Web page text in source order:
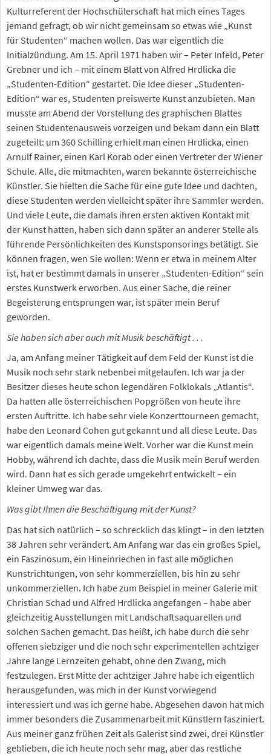
Kulturreferent der Hochschülerschaft hat mich eines Tages
jemand gefragt, ob wir nicht gemeinsam so etwas wie „Kunst
für Studenten“ machen wollen. Das war eigentlich die
Initialzündung. Am 15. April 1971 haben wir – Peter Infeld, Peter
Grebner und ich – mit einem Blatt von Alfred Hrdlicka die
„Studenten-Edition“ gestartet. Die Idee dieser „Studenten-
Edition“ war es, Studenten preiswerte Kunst anzubieten. Man
musste am Abend der Vorstellung des graphischen Blattes
seinen Studentenausweis vorzeigen und bekam dann ein Blatt
zugeteilt: um 360 Schilling erhielt man einen Hrdlicka, einen
Arnulf Rainer, einen Karl Korab oder einen Vertreter der Wiener
Schule. Alle, die mitmachten, waren bekannte österreichische
Künstler. Sie hielten die Sache für eine gute Idee und dachten,
diese Studenten werden vielleicht später ihre Sammler werden.
Und viele Leute, die damals ihren ersten aktiven Kontakt mit
der Kunst hatten, haben sich dann später an anderer Stelle als
führende Persönlichkeiten des Kunstsponsorings betätigt. Sie
können fragen, wen Sie wollen: Wenn er etwa in meinem Alter
ist, hat er bestimmt damals in unserer „Studenten-Edition“ sein
erstes Kunstwerk erworben. Aus einer Sache, die reiner
Begeisterung entsprungen war, ist später mein Beruf
geworden.
Sie haben sich aber auch mit Musik beschäftigt . . .
Ja, am Anfang meiner Tätigkeit auf dem Feld der Kunst ist die
Musik noch sehr stark nebenbei mitgelaufen. Ich war ja der
Besitzer dieses heute schon legendären Folklokals „Atlantis“.
Da hatten alle österreichischen Popgrößen von heute ihre
ersten Auftritte. Ich habe sehr viele Konzerttourneen gemacht,
habe den Leonard Cohen gut gekannt und all diese Leute. Das
war eigentlich damals meine Welt. Vorher war die Kunst mein
Hobby, während ich dachte, dass die Musik mein Beruf werden
wird. Dann hat es sich gerade umgekehrt entwickelt – ein
kleiner Umweg war das.
Was gibt Ihnen die Beschäftigung mit der Kunst?
Das hat sich natürlich – so schrecklich das klingt – in den letzten
38 Jahren sehr verändert. Am Anfang war das ein großes Spiel,
ein Faszinosum, ein Hineinriechen in fast alle möglichen
Kunstrichtungen, von sehr kommerziellen, bis hin zu sehr
unkommerziellen. Ich habe zum Beispiel in meiner Galerie mit
Christian Schad und Alfred Hrdlicka angefangen – habe aber
gleichzeitig Ausstellungen mit Landschaftsaquarellen und
solchen Sachen gemacht. Das heißt, ich habe durch die sehr
offenen siebziger und die noch sehr experimentellen achtziger
Jahre lange Lernzeiten gehabt, ohne den Zwang, mich
festzulegen. Erst Mitte der achtziger Jahre habe ich eigentlich
herausgefunden, was mich in der Kunst vorwiegend
interessiert und was ich gerne habe. Abgesehen davon hat mich
immer besonders die Zusammenarbeit mit Künstlern fasziniert.
Aus meiner ganz frühen Zeit als Galerist sind zwei, drei Künstler
geblieben, die ich heute noch sehr mag, aber das restliche